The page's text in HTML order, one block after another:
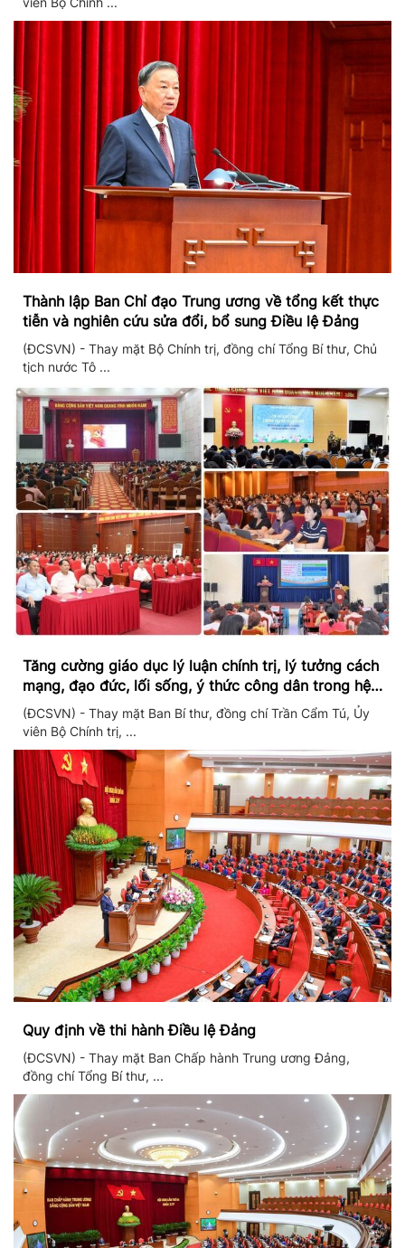
Thành lập Ban Chỉ đạo Trung ương về tổng kết thực
tiễn và nghiên cứu sửa đổi, bổ sung Điều lệ Đảng
(ĐCSVN) - Thay mặt Bộ Chính trị, đồng chí Tổng Bí thư, Chủ
tịch nước Tô ...
Tăng cường giáo dục lý luận chính trị, lý tưởng cách
mạng, đạo đức, lối sống, ý thức công dân trong hệ
thống giáo dục quốc dân
(ĐCSVN) - Thay mặt Ban Bí thư, đồng chí Trần Cẩm Tú, Ủy
viên Bộ Chính trị, ...
Quy định về thi hành Điều lệ Đảng
(ĐCSVN) - Thay mặt Ban Chấp hành Trung ương Đảng,
đồng chí Tổng Bí thư, ...